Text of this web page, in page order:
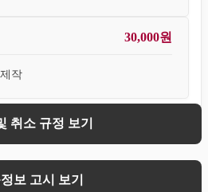
30,000원
작
취소 규정 보기
보 고시 보기